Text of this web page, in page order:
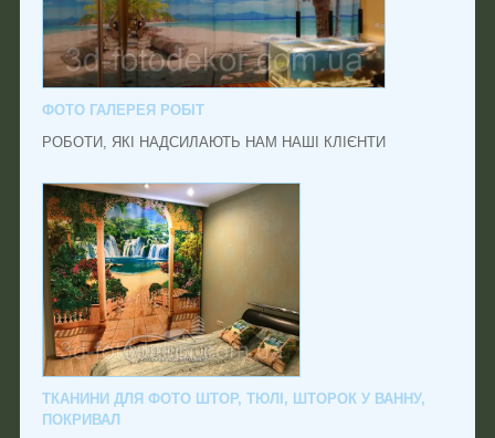
ФОТО ГАЛЕРЕЯ РОБІТ
РОБОТИ, ЯКІ НАДСИЛАЮТЬ НАМ НАШІ КЛІЄНТИ
ТКАНИНИ ДЛЯ ФОТО ШТОР, ТЮЛІ, ШТОРОК У ВАННУ,
ПОКРИВАЛ